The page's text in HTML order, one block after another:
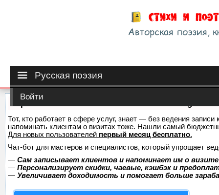
Русская поэзия
Войти
Тот, кто работает в сфере услуг, знает — без ведения
напоминать клиентам о визитах тоже. Нашли самый
Для новых пользователей первый месяц бесплатно.
Чат-бот для мастеров и специалистов, который упрощает
— Сам записывает клиентов и напоминает им о
— Персонализирует скидки, чаевые, кэшбэк и
— Увеличивает доходимость и помогает больше